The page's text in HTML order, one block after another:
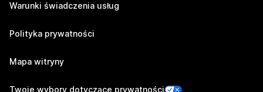
Warunki świadczenia usług
Polityka prywatności
Mapa witryny
Twoje wybory dotyczące prywatności